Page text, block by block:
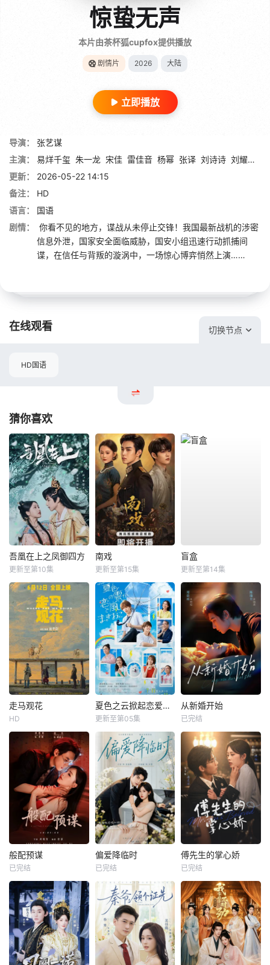
惊蛰无声
本片由茶杯狐cupfox提供播放
剧情片 2026 大陆
立即播放
导演：
张艺谋
主演：
易烊千玺 朱一龙 宋佳 雷佳音 杨幂 张译 刘诗诗 刘耀文
更新：
2026-05-22 14:15
备注：
HD
语言：
国语
剧情：
你看不见的地方，谍战从未停止交锋！我国最新战机的涉密
信息外泄，国家安全面临威胁，国安小组迅速行动抓捕间
谍，在信任与背叛的漩涡中，一场惊心博弈悄然上演……
在线观看 切换节点
HD国语
猜你喜欢
吾凰在上之凤御四方
更新至第10集
南戏
更新至第15集
盲盒
更新至第14集
走马观花
HD
夏色之云掀起恋爱与风暴
更新至第05集
从新婚开始
已完结
般配预谋
已完结
偏爱降临时
已完结
傅先生的掌心娇
已完结